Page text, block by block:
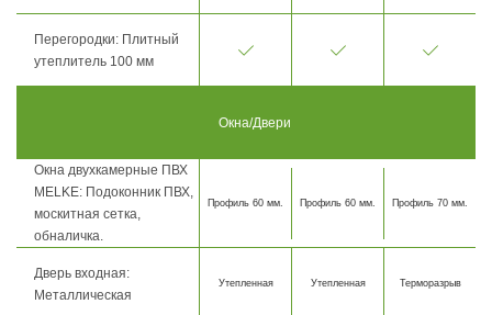
Перегородки: Плитный
утеплитель 100 мм
Окна/Двери
Окна двухкамерные ПВХ
MELKE: Подоконник ПВХ,
москитная сетка,
обналичка.
Профиль 60 мм. Профиль 60 мм. Профиль 70 мм.
Дверь входная:
Металлическая
Утепленная Утепленная Терморазрыв